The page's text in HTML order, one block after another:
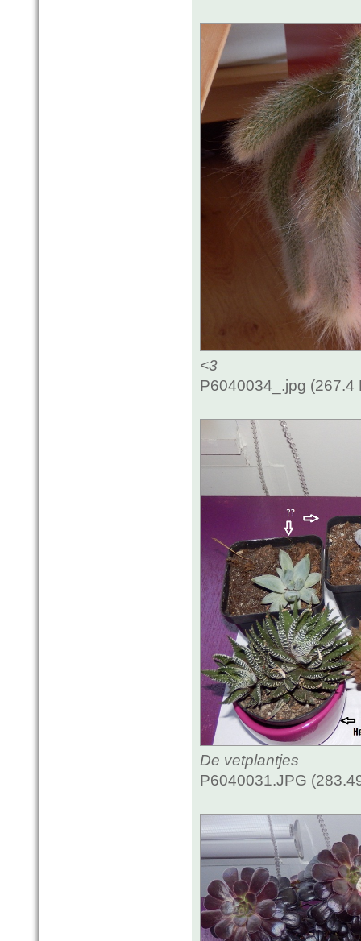
<3
P6040034_.jpg
De vetplantjes
P6040031.JPG